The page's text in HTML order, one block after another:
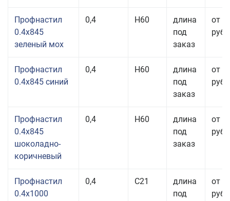
Профнастил
0.4x845
зеленый мох
0,4 Н60
длина
под
заказ
от
руб.
Профнастил
0.4x845 синий
0,4 Н60
длина
под
заказ
от
руб.
Профнастил
0.4x845
шоколадно-
коричневый
0,4 Н60
длина
под
заказ
от
руб.
Профнастил
0.4x1000
0,4 С21
длина
под
от
руб.